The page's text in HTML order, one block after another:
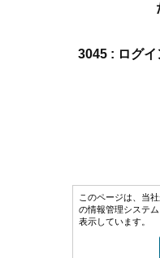
3045 : ログ
このページは、当
の情報管理システ
表示しています。